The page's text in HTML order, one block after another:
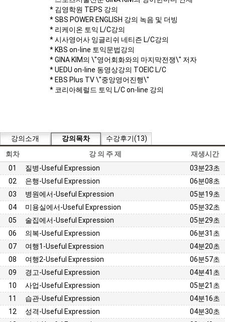
* 김영학원 TEPS 강의
* SBS POWER ENGLISH 강의 녹음 및 더빙
* 리케이온 토익 L/C강의
* 시사영어사 잉글리쉬 네티즌 L/C강의
* KBS on-line 토익문법강의
* GINA KIM의 \"영어회화와의 마지막전쟁\" 저자
* UEDU on-line 동영상강의 TOEIC L/C
* EBS Plus TV \"중앙영어진행\"
* 코리아헤럴드 토익 L/C on-line 강의
강의소개 강의목차
수강후기(13)
회차
강 의 주 제
재생시간
01
질병-Useful Expression
03분23초
02
은행-Useful Expression
06분08초
03
병원에서-Useful Expression
05분19초
04
미용실에서-Useful Expression
05분32초
05
술집에서-Useful Expression
05분29초
06
의복-Useful Expression
06분31초
07
여행1-Useful Expression
04분20초
08
여행2-Useful Expression
06분57초
09
경고-Useful Expression
04분41초
10
사업-Useful Expression
05분21초
11
습관-Useful Expression
04분16초
12
성격-Useful Expression
04분30초